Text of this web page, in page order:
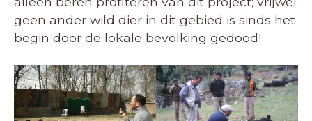
geen ander wild dier in dit gebied is sinds het
begin door de lokale bevolking gedood!